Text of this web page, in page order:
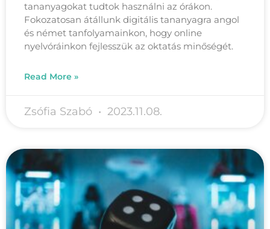
tananyagokat tudtok használni az órákon.
Fokozatosan átállunk digitális tananyagra angol
és német tanfolyamainkon, hogy online
nyelvóráinkon fejlesszük az oktatás minőségét.
Read More »
Zsófia Szabó 2023.11.08.